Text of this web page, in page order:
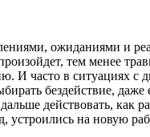
ожиданиями и
тем менее
И часто в ситуациях с
бездействие,
действовать, как
устроились на новую